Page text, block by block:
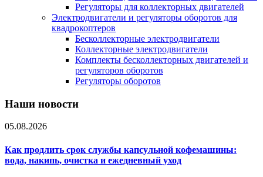
Регуляторы для коллекторных двигателей
Электродвигатели и регуляторы оборотов для
квадрокоптеров
Бесколлекторные электродвигатели
Коллекторные электродвигатели
Комплекты бесколлекторных двигателей и
регуляторов оборотов
Регуляторы оборотов
Наши новости
05.08.2026
Как продлить срок службы капсульной кофемашины:
вода, накипь, очистка и ежедневный уход